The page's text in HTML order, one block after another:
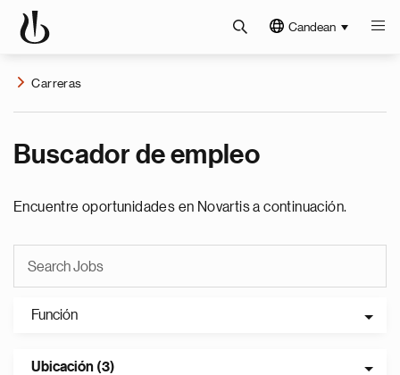
Candean
Carreras
Buscador de empleo
Encuentre oportunidades en Novartis a continuación.
Función
Ubicación (3)